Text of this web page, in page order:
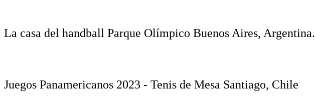
La casa del handball Parque Olímpico Buenos Aires, Argentina.
Juegos Panamericanos 2023 - Tenis de Mesa Santiago, Chile